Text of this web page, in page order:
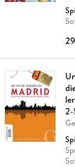
2-